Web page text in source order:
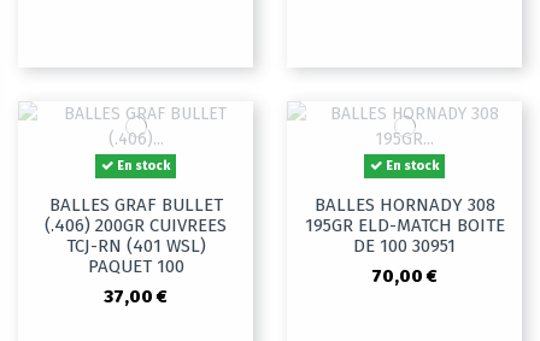
En stock
BALLES GRAF BULLET
(.406) 200GR CUIVREES
TCJ-RN (401 WSL)
PAQUET 100
37,00 €
En stock
BALLES HORNADY 308
195GR ELD-MATCH BOITE
DE 100 30951
70,00 €